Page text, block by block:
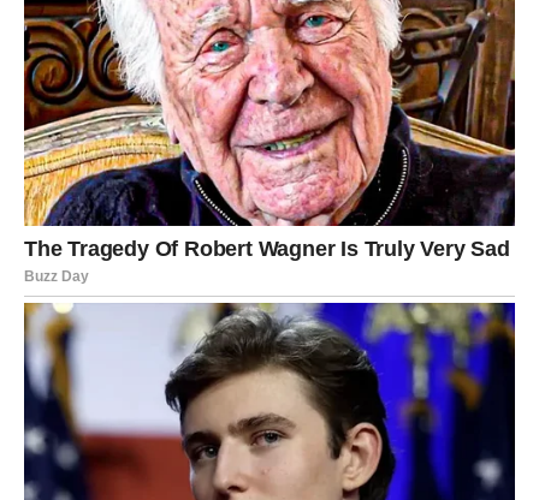
Pametnije čuvajte farmerke
Umjesto klasičnog savijanja, razmislite okačenju farmerki u
ormaru. Možete koristiti:
vješalice za pantalone
šipku u ormaru preko koje ćete prebaciti farmerke
Na taj način tkanina ostaje ravna i smanjuje se mogućnost
stvaranja trajnih nabora.
Parenje ili lagano peglanje